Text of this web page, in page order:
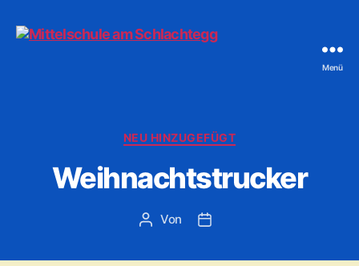
Menü
Kategorien
NEU HINZUGEFÜGT
Weihnachtstrucker
Beitragsautor
Von Veröffentlichungsdatum